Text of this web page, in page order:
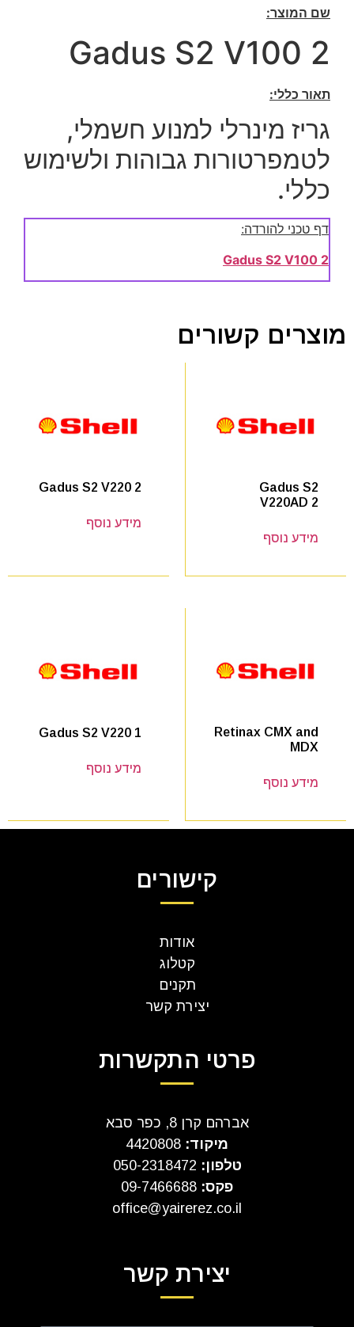
שם המוצר:
Gadus S2 V100 2
תאור כללי:
גריז מינרלי למנוע חשמלי,
לטמפרטורות גבוהות ולשימוש
כללי.
דף טכני להורדה:
Gadus S2 V100 2
מוצרים קשורים
Gadus S2
V220AD 2
מידע נוסף
Gadus S2 V220 2
מידע נוסף
Retinax CMX and
MDX
מידע נוסף
Gadus S2 V220 1
מידע נוסף
קישורים
אודות
קטלוג
תקנים
יצירת קשר
פרטי התקשרות
אברהם קרן 8, כפר סבא
מיקוד:
טלפון:
פקס: 09-7466688
office@yairerez.co.il
יצירת קשר